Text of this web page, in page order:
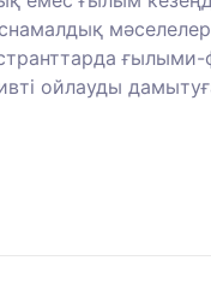
ойлауды